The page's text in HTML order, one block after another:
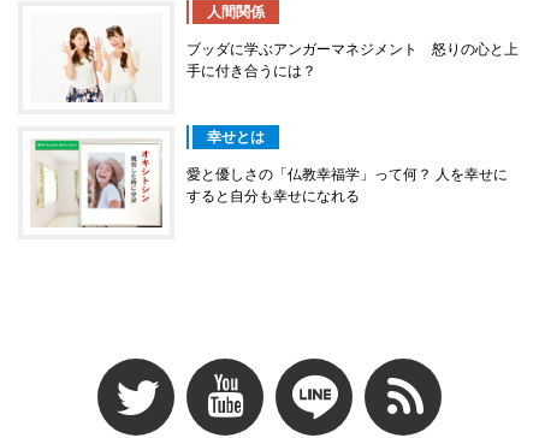
人間関係
ブッダに学ぶアンガーマネジメント 怒りの心と上
手に付き合うには？
幸せとは
愛と優しさの「仏教幸福学」って何？ 人を幸せに
すると自分も幸せになれる